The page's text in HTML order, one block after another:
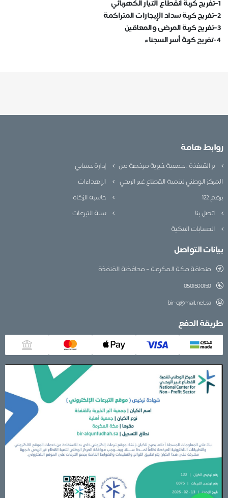
1-تفريج كربة انقطاع التيار الكهربائي
2-تفريج كربة سداد الإيجارات المتراكمة
3-تفريج كربة المرضى والمعاقين
4-تفريج كربة أسر السجناء
روابط هامة
بر القنفذة : جمعية خيرية مرخصة من
المركز الوطني لتنمية القطاع غير الربحي
برقم 122
إدارة حسابي
الإهداءات
حاسبة الزكاة
اتصل بنا
سلة التبرعات
الحسابات البنكية
بيانات التواصل
منطقة مكة المكرمة – محافظة القنفذة
0501500150
bir-q@mail.net.sa
طريقة الدفع